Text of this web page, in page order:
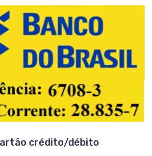
crédito/débito